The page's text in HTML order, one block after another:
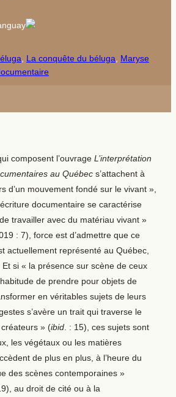
La conquête du béluga
Maryse
composent l’ouvrage L’interprétation
au Québec s’attachent à
d’un mouvement fondé sur le vivant »,
documentaire se caractérise
travailler avec du matériau vivant »
: 7), force est d’admettre que ce
actuellement représenté au Québec,
si « la présence sur scène de ceux
de prendre pour objets de
en véritables sujets de leurs
s’avère un trait qui traverse le
» (ibid . : 15), ces sujets sont
les végétaux ou les matières
de plus en plus, à l’heure du
des scènes contemporaines »
au droit de cité ou à la